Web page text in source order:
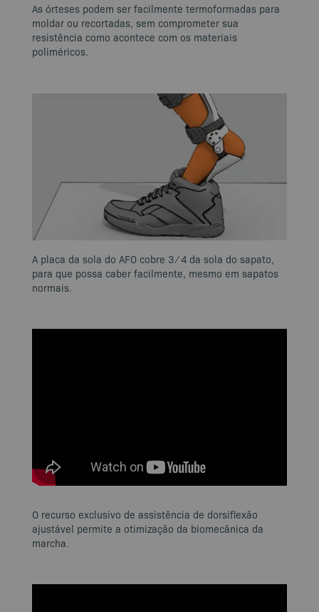
As órteses podem ser facilmente termoformadas para
moldar ou recortadas, sem comprometer sua
resistência como acontece com os materiais
poliméricos.
A placa da sola do AFO cobre 3 ⁄ 4 da sola do sapato,
para que possa caber facilmente, mesmo em sapatos
normais.
O recurso exclusivo de assistência de dorsiflexão
ajustável permite a otimização da biomecânica da
marcha.